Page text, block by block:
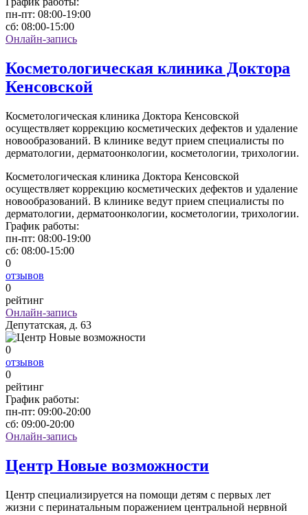
пн-пт: 08:00-19:00
сб: 08:00-15:00
Онлайн-запись
Косметологическая клиника Доктора
Кенсовской
Косметологическая клиника Доктора Кенсовской
осуществляет коррекцию косметических дефектов и удаление
новообразований. В клинике ведут прием специалисты по
дерматологии, дерматоонкологии, косметологии, трихологии.
Косметологическая клиника Доктора Кенсовской
осуществляет коррекцию косметических дефектов и удаление
новообразований. В клинике ведут прием специалисты по
дерматологии, дерматоонкологии, косметологии, трихологии.
График работы:
пн-пт: 08:00-19:00
сб: 08:00-15:00
0
отзывов
0
рейтинг
Онлайн-запись
Депутатская, д. 63
0
отзывов
0
рейтинг
График работы:
пн-пт: 09:00-20:00
сб: 09:00-20:00
Онлайн-запись
Центр Новые возможности
Центр специализируется на помощи детям с первых лет
жизни с перинатальным поражением центральной нервной